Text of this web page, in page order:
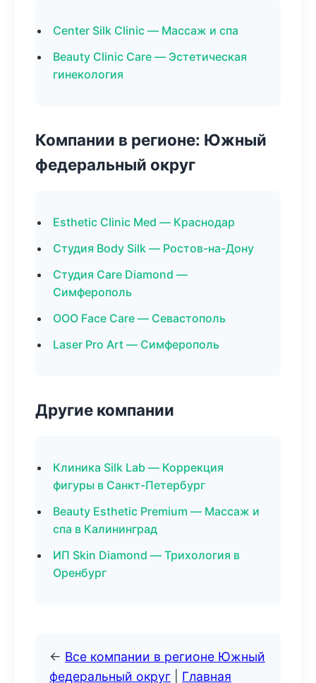
Center Silk Clinic — Массаж и спа
Beauty Clinic Care — Эстетическая
гинекология
Компании в регионе: Южный
федеральный округ
Esthetic Clinic Med — Краснодар
Студия Body Silk — Ростов-на-Дону
Студия Care Diamond —
Симферополь
ООО Face Care — Севастополь
Laser Pro Art — Симферополь
Другие компании
Клиника Silk Lab — Коррекция
фигуры в Санкт-Петербург
Beauty Esthetic Premium — Массаж и
спа в Калининград
ИП Skin Diamond — Трихология в
Оренбург
← Все компании в регионе Южный
федеральный округ
Главная